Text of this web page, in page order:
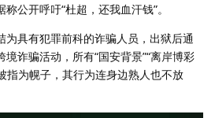
公开呼吁“杜超，还我血汗钱”。
为具有犯罪前科的诈骗人员，出狱后通
诈骗活动，所有“国安背景”“离岸博彩
指为幌子，其行为连身边熟人也不放